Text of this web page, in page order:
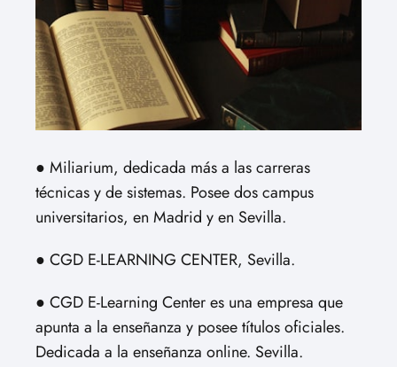
● Miliarium, dedicada más a las carreras
técnicas y de sistemas. Posee dos campus
universitarios, en Madrid y en Sevilla.
● CGD E-LEARNING CENTER, Sevilla.
● CGD E-Learning Center es una empresa que
apunta a la enseñanza y posee títulos oficiales.
Dedicada a la enseñanza online. Sevilla.